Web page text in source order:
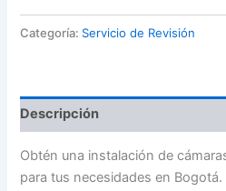
Categoría: Servicio de Revisión
Descripción
Obtén una instalación de
para tus necesidades en